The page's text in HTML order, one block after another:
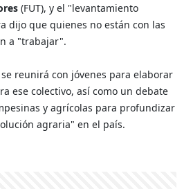
(FUT), y el "levantamiento
dijo que quienes no están con las
a "trabajar".
reunirá con jóvenes para elaborar
ese colectivo, así como un debate
y agrícolas para profundizar
agraria" en el país.